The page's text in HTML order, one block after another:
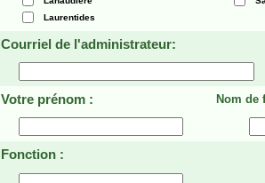
Laurentides
Courriel de l'administrateur:
Votre prénom : Nom de
Fonction :